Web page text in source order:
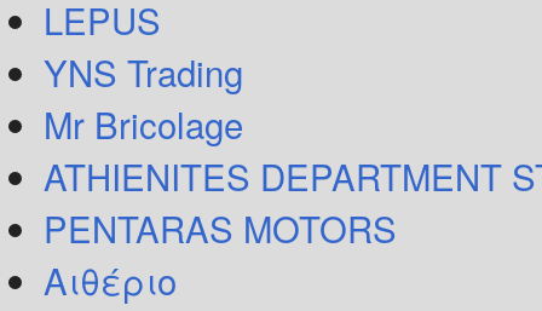
LEPUS
YNS Trading
Mr Bricolage
ATHIENITES DEPARTMENT
PENTARAS MOTORS
Αιθέριο